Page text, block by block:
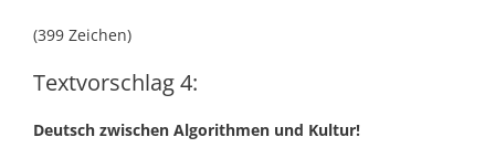
(399 Zeichen)
Textvorschlag 4:
Deutsch zwischen Algorithmen und Kultur!